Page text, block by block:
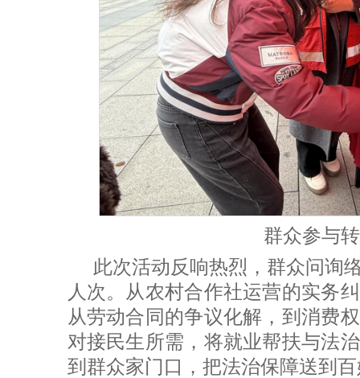
群众参与
此次活动反响热烈，群众问询
人次。从农村合作社运营的实务
从劳动合同的争议化解，到消费
对接民生所需，将就业帮扶与法
到群众家门口，把法治保障送到